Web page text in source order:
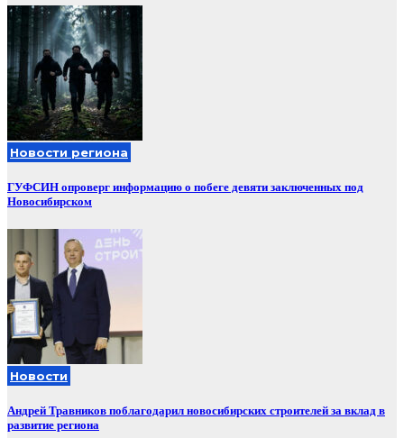
Новости региона
ГУФСИН опроверг информацию о побеге девяти заключенных под
Новосибирском
Новости
Андрей Травников поблагодарил новосибирских строителей за вклад в
развитие региона